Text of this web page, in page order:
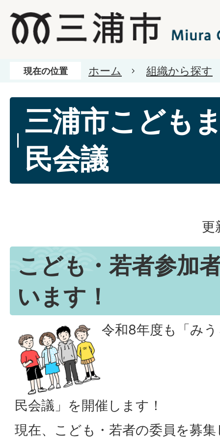
現在の位置 ホーム 組織から探す
三浦市こども
民会議
更
こども・若者参加
います！
令和8年度も「み
民会議」を開催します！
現在、こども・若者の委員を募